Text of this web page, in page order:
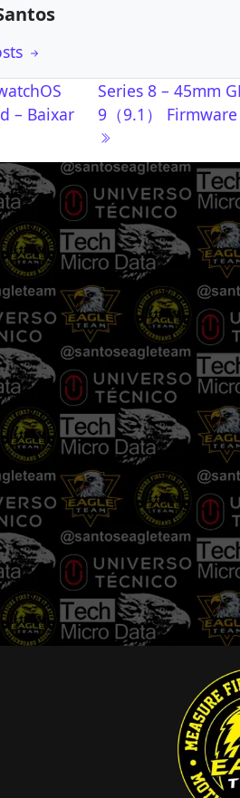
– Baixar
Series 8 – 45mm
9（9.1）